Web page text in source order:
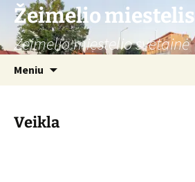
Žeimelio miestelis
Žeimelio miestelio svetainė
Meniu
Veikla